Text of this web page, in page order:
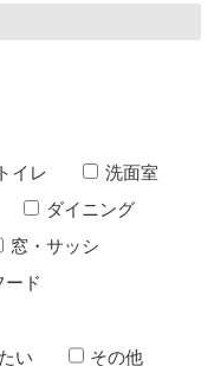
トイレ
洗面室
ダイニング
窓・サッシ
ード
い
その他